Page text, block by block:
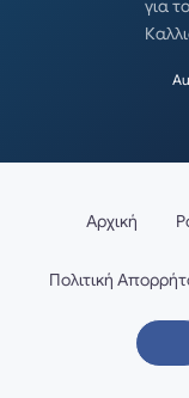
για
Αρχική
Πολιτική